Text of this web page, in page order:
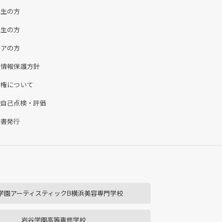
の方
の方
の方
報保護方針
について
己点検・評価
発行
園アーティスティックB横浜美容専門学校
岩谷学園高等専修学校